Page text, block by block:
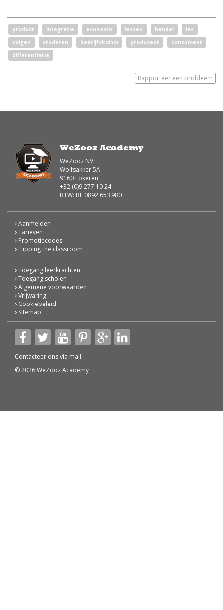
product integratie economie lessen handel
les
volgen
studeren bedrijfskolom producent
consument
differentiatie
Rapporteer een probleem
WeZooz Academy
WeZooz NV
Wolfsakker 5A
9160 Lokeren
+32 (0)9 277 10 24
BTW: BE 0892.653.980
Aanmelden
Tarieven
Promotiecodes
Flipping the classroom
Toegang leerkrachten
Toegang scholen
Algemene voorwaarden
Vrijwaring
Cookiebeleid
Sitemap
Contacteer ons via mail
© 2026 WeZooz Academy